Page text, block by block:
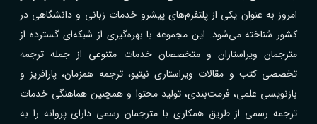
امروز به عنوان یکی از پلتفرم‌های پیشرو خدمات زبانی و دانشگاهی در
کشور شناخته می‌شود. این مجموعه با بهره‌گیری از شبکه‌ای گسترده از
مترجمان ویراستاران و متخصصان خدمات متنوعی از جمله ترجمه
تخصصی کتب و مقالات ویراستاری نیتیو، ترجمه همزمان، پارافریز و
بازنویسی علمی، فرمت‌بندی، تولید محتوا و همچنین هماهنگی خدمات
ترجمه رسمی از طریق همکاری با مترجمان رسمی دارای پروانه را به